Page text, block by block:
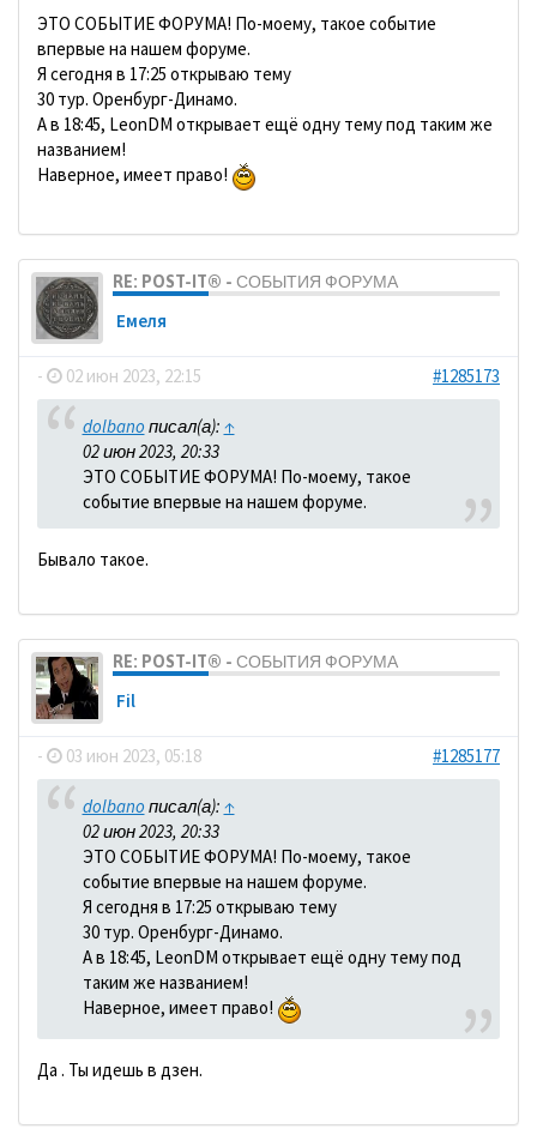
ЭТО СОБЫТИЕ ФОРУМА! По-моему, такое событие
впервые на нашем форуме.
Я сегодня в 17:25 открываю тему
30 тур. Оренбург-Динамо.
А в 18:45, LeonDM открывает ещё одну тему под таким же
названием!
Наверное, имеет право!
RE: POST-IT® - СОБЫТИЯ ФОРУМА
Емеля
- 02 июн 2023, 22:15 #1285173
dolbano писал(а): ↑
02 июн 2023, 20:33
ЭТО СОБЫТИЕ ФОРУМА! По-моему, такое
событие впервые на нашем форуме.
Бывало такое.
RE: POST-IT® - СОБЫТИЯ ФОРУМА
Fil
- 03 июн 2023, 05:18 #1285177
dolbano писал(а): ↑
02 июн 2023, 20:33
ЭТО СОБЫТИЕ ФОРУМА! По-моему, такое
событие впервые на нашем форуме.
Я сегодня в 17:25 открываю тему
30 тур. Оренбург-Динамо.
А в 18:45, LeonDM открывает ещё одну тему под
таким же названием!
Наверное, имеет право!
Да . Ты идешь в дзен.